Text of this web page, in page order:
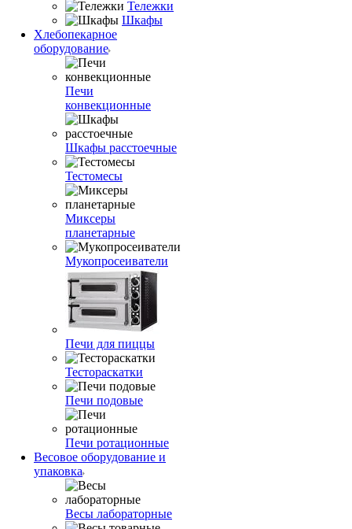
Тележки
Шкафы
Хлебопекарное
оборудование
Печи
конвекционные
Шкафы расстоечные
Тестомесы
Миксеры
планетарные
Мукопросеиватели
Печи для пиццы
Тестораскатки
Печи подовые
Печи ротационные
Весовое оборудование и
упаковка
Весы лабораторные